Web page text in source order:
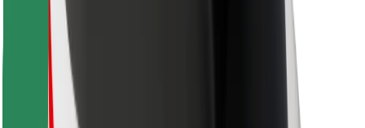
Ασφάλεια
Ασφάλεια επιβάτη
Ασφάλεια οδηγών
Ασφάλεια σκούτερ